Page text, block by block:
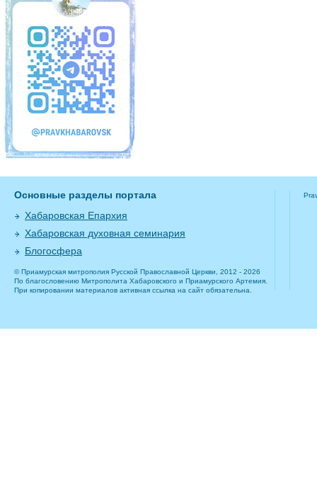
Основные разделы портала
Хабаровская Епархия
Хабаровская духовная семинария
Блогосфера
© Приамурская митрополия Русской Православной Церкви, 2012 - 2026
По благословению Митрополита Хабаровского и Приамурского Артемия.
При копировании материалов активная ссылка на сайт обязательна.